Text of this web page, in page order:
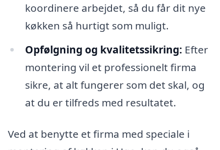
koordinere arbejdet, så du får dit nye
køkken så hurtigt som muligt.
Opfølgning og kvalitetssikring: Efter
montering vil et professionelt firma
sikre, at alt fungerer som det skal, og
at du er tilfreds med resultatet.
Ved at benytte et firma med speciale i